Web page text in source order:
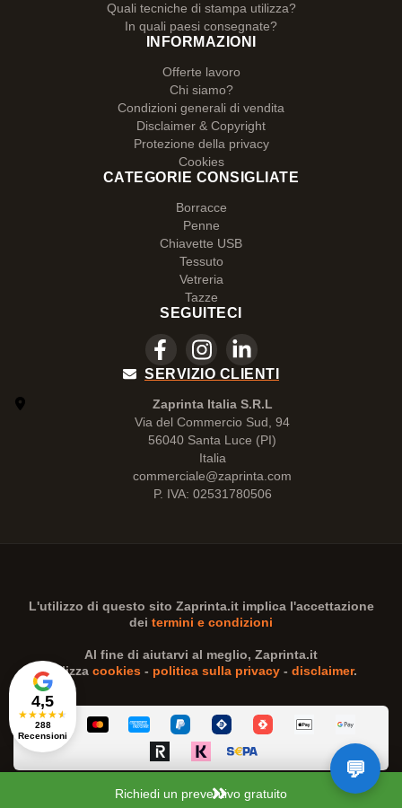
Richiedi un preventivo gratuito
4,5
★★★★★
288
Recensioni
Quali tecniche di stampa utilizza?
In quali paesi consegnate?
INFORMAZIONI
Offerte lavoro
Chi siamo?
Condizioni generali di vendita
Disclaimer & Copyright
Protezione della privacy
Cookies
CATEGORIE CONSIGLIATE
Borracce
Penne
Chiavette USB
Tessuto
Vetreria
Tazze
SEGUITECI
SERVIZIO CLIENTI
Zaprinta Italia S.R.L
Via del Commercio Sud, 94
56040 Santa Luce (PI)
Italia
commerciale@zaprinta.com
P. IVA: 02531780506
L'utilizzo di questo sito Zaprinta.itimplica l'accettazione
dei termini e condizioni
Al fine di aiutarvi al meglio, Zaprinta.it
utilizza cookies- politica sulla privacy- disclaimer.